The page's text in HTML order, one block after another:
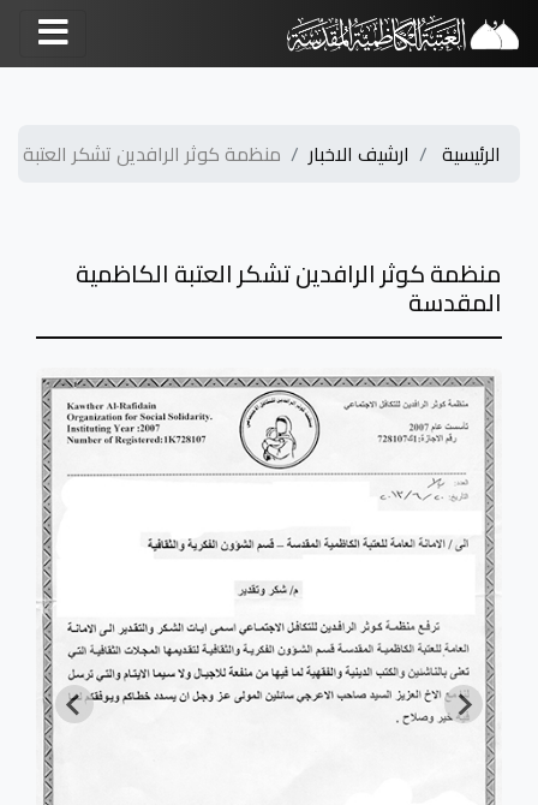
الرئيسية ارشيف الاخبار منظمة كوثر الرافدين تشكر العتبة
منظمة كوثر الرافدين تشكر العتبة الكاظمية
المقدسة